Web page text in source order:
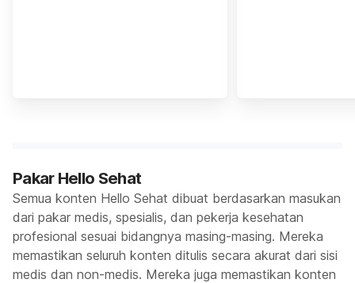
Pakar Hello Sehat
Semua konten Hello Sehat dibuat berdasarkan masukan
dari pakar medis, spesialis, dan pekerja kesehatan
profesional sesuai bidangnya masing-masing. Mereka
memastikan seluruh konten ditulis secara akurat dari sisi
medis dan non-medis. Mereka juga memastikan konten